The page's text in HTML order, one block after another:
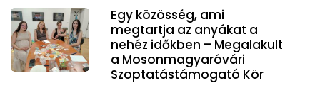
Egy közösség, ami
megtartja az anyákat a
nehéz időkben – Megalakult
a Mosonmagyaróvári
Szoptatástámogató Kör